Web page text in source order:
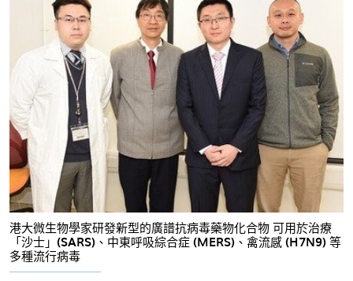
港大微生物學家研發新型的廣譜抗病毒藥物化合物 可用於治療
「沙士」(SARS)、中東呼吸綜合症 (MERS)、禽流感 (H7N9) 等
多種流行病毒